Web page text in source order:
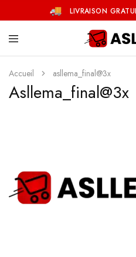
LIVRAISON
Accueil asllema_final@3x
Asllema_final@3x